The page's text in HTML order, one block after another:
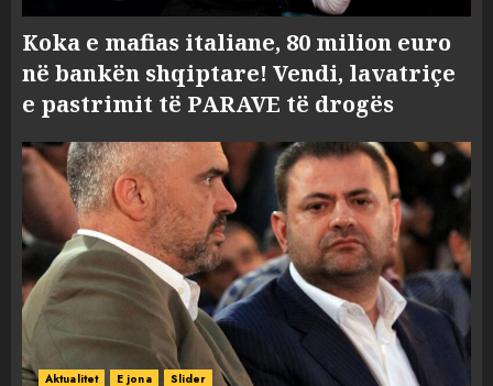
Koka e mafias italiane, 80 milion euro
në bankën shqiptare! Vendi, lavatriçe
e pastrimit të PARAVE të drogës
Aktualitet E jona Slider